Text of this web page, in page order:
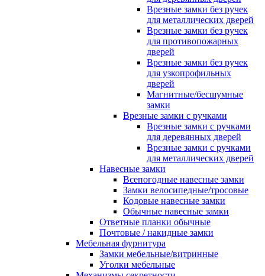
Врезные замки без ручек
для металлических дверей
Врезные замки без ручек
для противопожарных
дверей
Врезные замки без ручек
для узкопрофильных
дверей
Магнитные/бесшумные
замки
Врезные замки с ручками
Врезные замки с ручками
для деревянных дверей
Врезные замки с ручками
для металлических дверей
Навесные замки
Всепогодные навесные замки
Замки велосипедные/тросовые
Кодовые навесные замки
Обычные навесные замки
Ответные планки обычные
Почтовые / накидные замки
Мебельная фурнитура
Замки мебельные/витринные
Уголки мебельные